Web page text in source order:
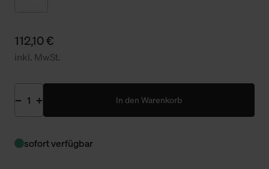
112,10 €
inkl. MwSt.
In den Warenkorb
sofort verfügbar